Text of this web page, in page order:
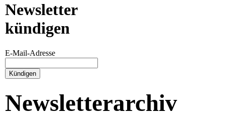
Newsletter
kündigen
E-Mail-Adresse
Newsletterarchiv